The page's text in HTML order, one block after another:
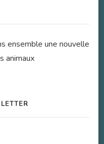
ensemble une nouvelle
animaux